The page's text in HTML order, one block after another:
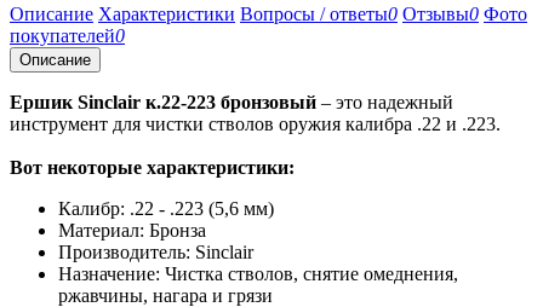
Описание Характеристики Вопросы / ответы0 Отзывы0 Фото
покупателей0
Описание
Ершик Sinclair к.22-223 бронзовый – это надежный
инструмент для чистки стволов оружия калибра .22 и .223.
Вот некоторые характеристики:
Калибр: .22 - .223 (5,6 мм)
Материал: Бронза
Производитель: Sinclair
Назначение: Чистка стволов, снятие омеднения,
ржавчины, нагара и грязи